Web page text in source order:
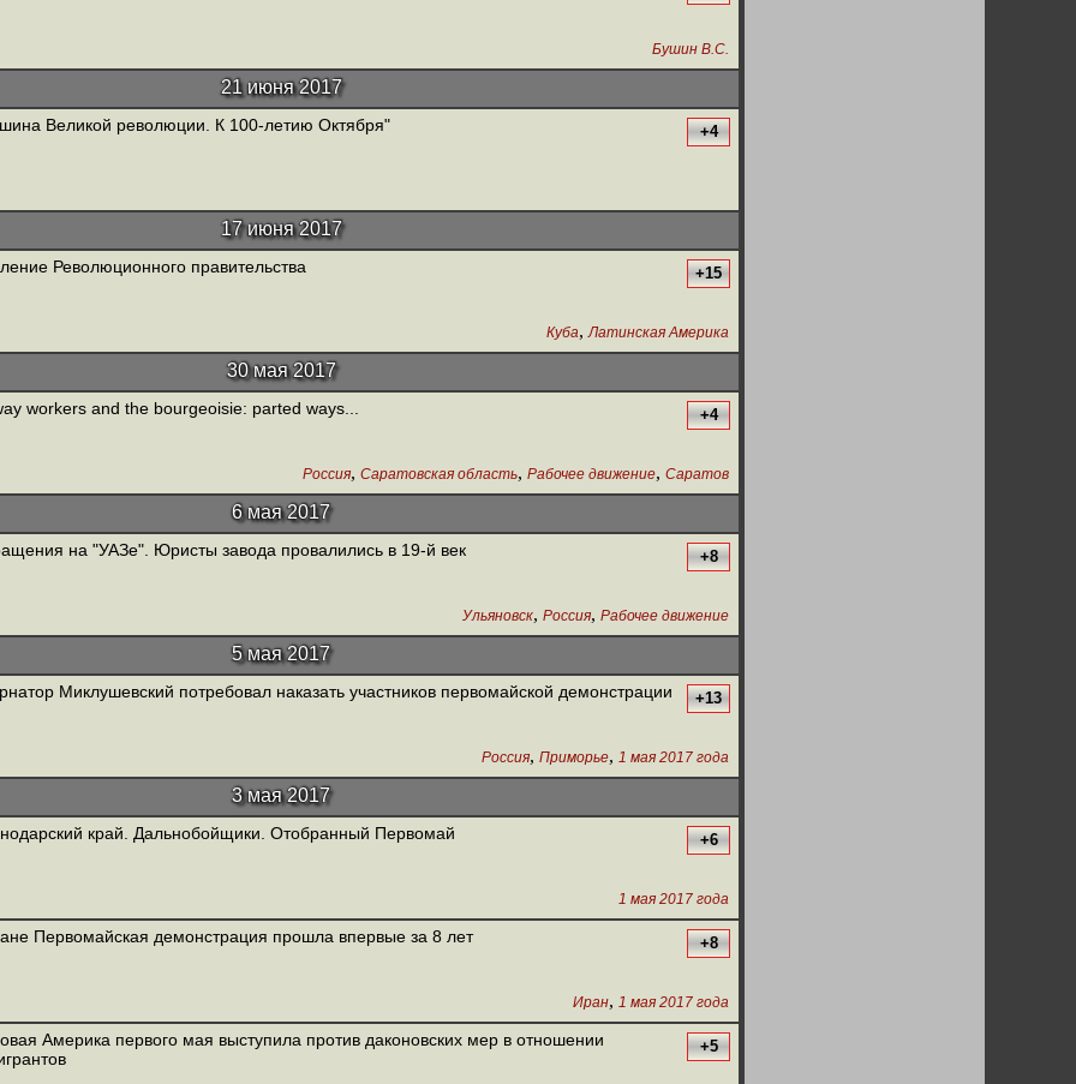
Бушин В.С.
21 июня 2017
Великой революции. К 100-летию Октября" +4
17 июня 2017
Революционного правительства +15
Куба, Латинская Америка
30 мая 2017
workers and the bourgeoisie: parted ways... +4
Россия, Саратовская область, Рабочее движение, Саратов
6 мая 2017
на "УАЗе". Юристы завода провалились в 19-й век +8
Ульяновск, Россия, Рабочее движение
5 мая 2017
Миклушевский потребовал наказать участников первомайской демонстрации +13
Россия, Приморье, 1 мая 2017 года
3 мая 2017
край. Дальнобойщики. Отобранный Первомай +6
1 мая 2017 года
Первомайская демонстрация прошла впервые за 8 лет +8
Иран, 1 мая 2017 года
Америка первого мая выступила против даконовских мер в отношении
+5